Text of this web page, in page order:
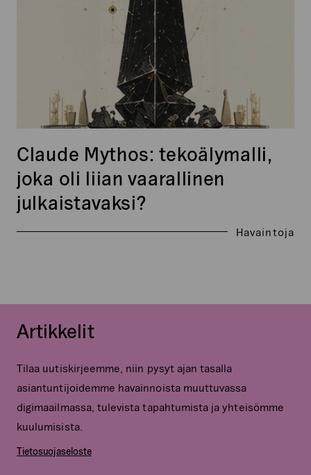
Havaintoja
Claude Mythos: tekoälymalli,
joka oli liian vaarallinen
julkaistavaksi?
Artikkelit
Tilaa uutiskirjeemme, niin pysyt ajan tasalla
asiantuntijoidemme havainnoista muuttuvassa
digimaailmassa, tulevista tapahtumista ja yhteisömme
kuulumisista.
Tietosuojaseloste